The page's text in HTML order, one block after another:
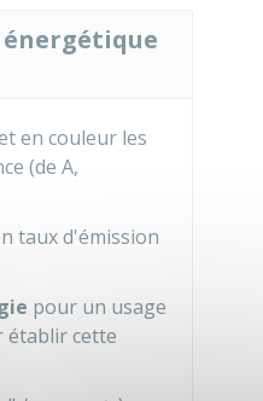
en couleur les
(de A,
taux d'émission
pour un usage
établir cette